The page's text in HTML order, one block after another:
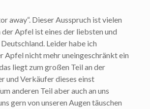
away“. Dieser Ausspruch ist vielen
Apfel ist eines der liebsten und
Leider habe ich
Apfel nicht mehr uneingeschränkt ein
liegt zum großen Teil an der
und Verkäufer dieses einst
anderen Teil aber auch an uns
gern von unseren Augen täuschen